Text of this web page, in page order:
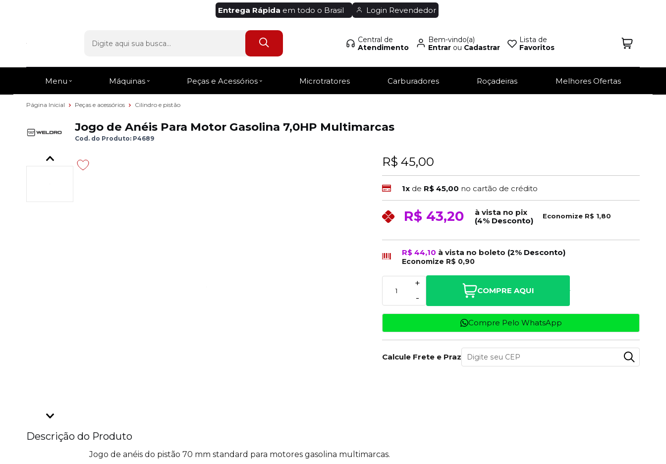
Entrega Rápida em todo o Brasil Login Revendedor
Central de
Atendimento
Bem-vindo(a)
Entrarou Cadastrar
Lista de
Favoritos
Menu Máquinas Peças e Acessórios Microtratores Carburadores Roçadeiras Melhores Ofertas
Página Inicial Peças e acessórios Cilindro e pistão
Jogo de Anéis Para Motor Gasolina 7,0HP Multimarcas
Cod. do Produto: P4689
R$ 45,00
1x de R$ 45,00 no cartão de crédito
R$ 43,20
à vista no pix
(4% Desconto)
Economize R$ 1,80
R$ 44,10 à vista no boleto (2% Desconto)
Economize R$ 0,90
-
+
COMPRE AQUI
Compre Pelo WhatsApp
Calcule Frete e Prazo
Descrição do Produto
Jogo de anéis do pistão 70 mm standard para motores gasolina multimarcas.